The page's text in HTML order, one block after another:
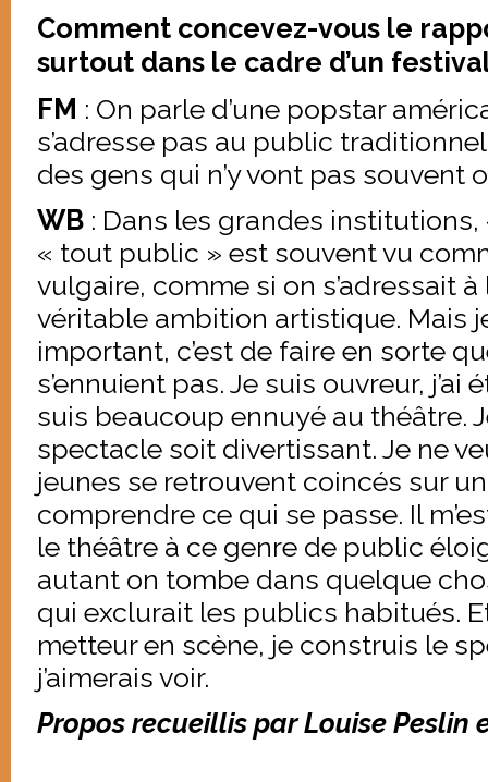
Comment concevez-vous le
surtout dans le cadre d’un
FM : On parle d’une popstar
s’adresse pas au public
des gens qui n’y vont pas souvent
WB : Dans les grandes
« tout public » est souvent vu
vulgaire, comme si on s’adressait
véritable ambition artistique. Mais
important, c’est de faire en sorte
s’ennuient pas. Je suis ouvreur, j’ai
suis beaucoup ennuyé au théâtre.
spectacle soit divertissant. Je ne
jeunes se retrouvent coincés sur
comprendre ce qui se passe. Il
le théâtre à ce genre de public
autant on tombe dans quelque
qui exclurait les publics habitués.
metteur en scène, je construis le
j’aimerais voir.
Propos recueillis par Louise Peslin